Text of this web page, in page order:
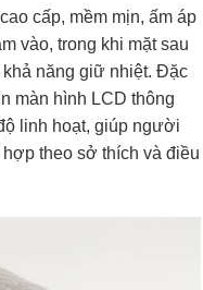
cấp, mềm mịn, ấm áp
vào, trong khi mặt sau
khả năng giữ nhiệt. Đặc
màn hình LCD thông
linh hoạt, giúp người
theo sở thích và điều